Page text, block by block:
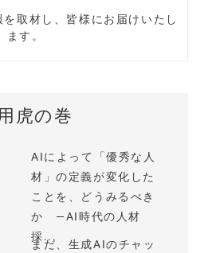
取材し、皆様にお届けいたし
ます。
虎の巻
AIによって「優秀な人
材」の定義が変化した
ことを、どうみるべき
か —AI時代の人材
採...
まだ、生成AIのチャッ